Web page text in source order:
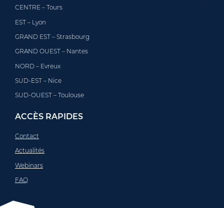
CENTRE – Tours
EST – Lyon
GRAND EST – Strasbourg
GRAND OUEST – Nantes
NORD – Evreux
SUD-EST – Nice
SUD-OUEST – Toulouse
ACCÈS RAPIDES
Contact
Actualités
Webinars
FAQ